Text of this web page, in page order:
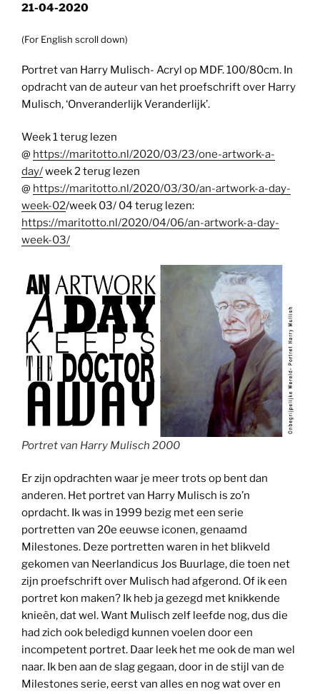
21-04-2020
(For English scroll down)
Portret van Harry Mulisch- Acryl op MDF. 100/80cm. In
opdracht van de auteur van het proefschrift over Harry
Mulisch, ‘Onveranderlijk Veranderlijk’.
Week 1 terug lezen
@ https://maritotto.nl/2020/03/23/one-artwork-a-
day/week 2 terug lezen
@ https://maritotto.nl/2020/03/30/an-artwork-a-day-
week-02/week 03/ 04 terug lezen:
https://maritotto.nl/2020/04/06/an-artwork-a-day-
week-03/
Portret van Harry Mulisch 2000
Er zijn opdrachten waar je meer trots op bent dan
anderen. Het portret van Harry Mulisch is zo’n
oprdacht. Ik was in 1999 bezig met een serie
portretten van 20e eeuwse iconen, genaamd
Milestones. Deze portretten waren in het blikveld
gekomen van Neerlandicus Jos Buurlage, die toen net
zijn proefschrift over Mulisch had afgerond. Of ik een
portret kon maken? Ik heb ja gezegd met knikkende
knieën, dat wel. Want Mulisch zelf leefde nog, dus die
had zich ook beledigd kunnen voelen door een
incompetent portret. Daar leek het me ook de man wel
naar. Ik ben aan de slag gegaan, door in de stijl van de
Milestones serie, eerst van alles en nog wat over en